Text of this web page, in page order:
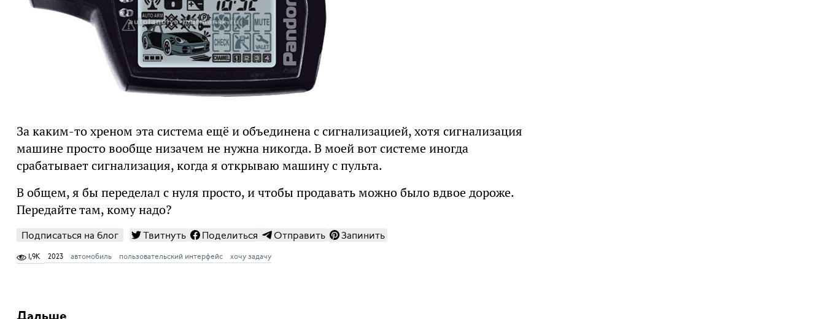
За каким-то хреном эта система ещё и объединена с сигнализацией, хотя сигнализация
машине просто вообще низачем не нужна никогда. В моей вот системе иногда
срабатывает сигнализация, когда я открываю машину с пульта.
В общем, я бы переделал с нуля просто, и чтобы продавать можно было вдвое дороже.
Передайте там, кому надо?
Подписаться на блог Твитнуть Поделиться Отправить Запинить
1,9K 2023 автомобиль пользовательский интерфейс хочу задачу